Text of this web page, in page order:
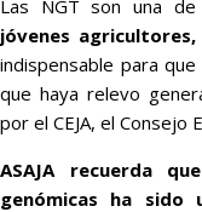
Las NGT son una
jóvenes agricultores,
indispensable para
que haya relevo
por el CEJA, el Consejo
ASAJA recuerda
genómicas ha sido